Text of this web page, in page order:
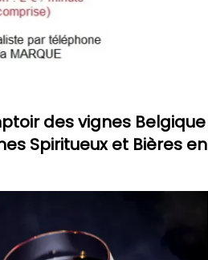
des vignes Belgique
Spiritueux et Bières en